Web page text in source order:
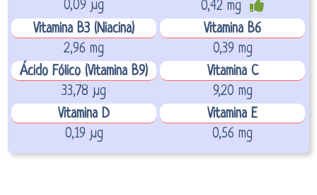
0,09 µg
0,42 mg
Vitamina B3 (Niacina)
Vitamina B6
2,96 mg
0,39 mg
Ácido Fólico (Vitamina B9)
Vitamina C
33,78 µg
9,20 mg
Vitamina D
Vitamina E
0,19 µg
0,56 mg